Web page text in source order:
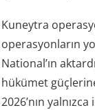
Kuneytra
operasyonların
National’ın
hükümet
2026’nın